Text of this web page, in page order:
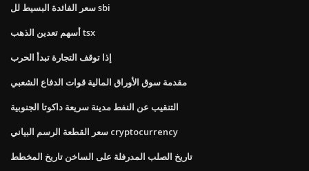
سعر الفائدة البسيط لل sbi
أسهم تعدين الذهب tsx
إذا توقف التجارة تبدأ الحرب
مقدمة سوق الأوراق المالية قوات الدفاع الشعبي
التنقيب عن النفط مدينة سريعة داكوتا الجنوبية
سعر القطعة الرسم البياني cryptocurrency
تاريخ الصلب المدرفلة على الساخن تاريخ المخطط